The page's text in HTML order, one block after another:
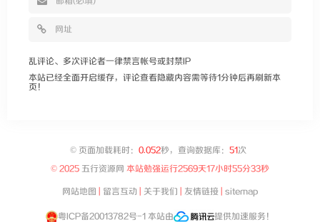
乱评论、多次评论者一律禁言帐号或封禁IP
本站已经全面开启缓存，评论查看隐藏内容需等待1分钟后再刷新本
页！
© 页面加载耗时： 0.052秒，查询数据库： 51次
© 2025 五行资源网 本站勉强运行2569天17小时55分34秒
网站地图 留言互动 关于我们 友情链接| sitemap
粤ICP备20013782号-1 本站由 提供加速服务！